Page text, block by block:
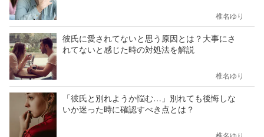
椎名ゆり
彼氏に愛されてないと思う原因とは？大事にさ
れてないと感じた時の対処法を解説
椎名ゆり
「彼氏と別れようか悩む…」別れても後悔しな
いか迷った時に確認すべき点とは？